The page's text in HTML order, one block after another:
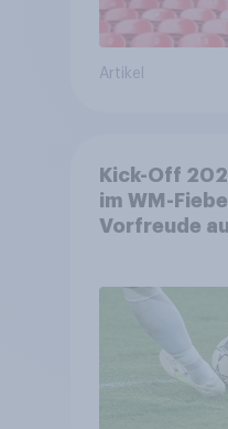
Artikel
Kick-Off
im WM-
Vorfreude